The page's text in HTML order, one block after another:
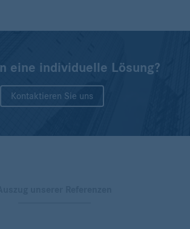
eine individuelle Lösung?
Kontaktieren Sie uns